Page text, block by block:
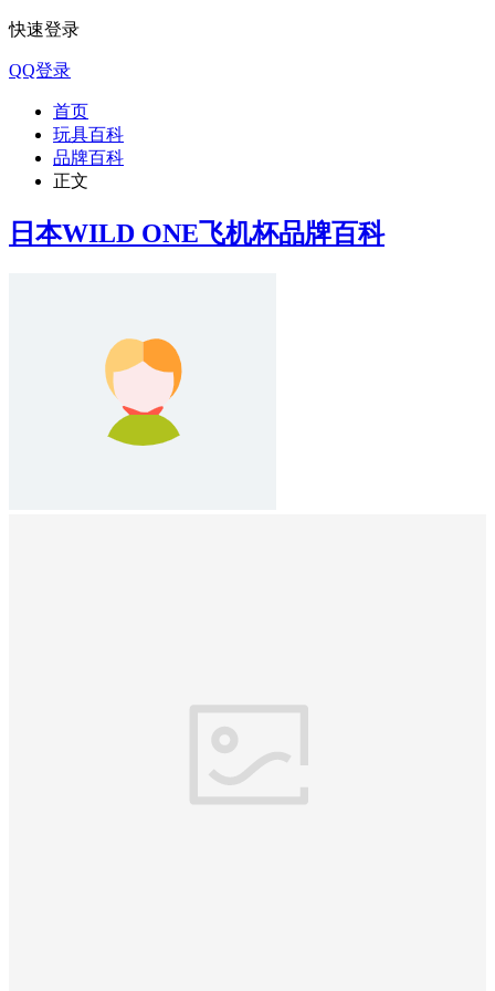
快速登录
QQ登录
首页
玩具百科
品牌百科
正文
日本WILD ONE飞机杯品牌百科